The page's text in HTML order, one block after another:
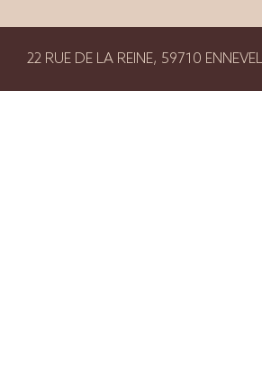
22 RUE DE LA REINE, 59710